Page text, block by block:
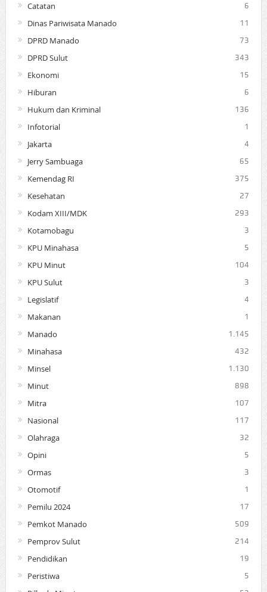
Catatan 6
Dinas Pariwisata Manado 11
DPRD Manado 73
DPRD Sulut 343
Ekonomi 15
Hiburan 6
Hukum dan Kriminal 136
Infotorial 1
Jakarta 4
Jerry Sambuaga 65
Kemendag RI 375
Kesehatan 27
Kodam XIII/MDK 293
Kotamobagu 3
KPU Minahasa 5
KPU Minut 104
KPU Sulut 3
Legislatif 4
Makanan 1
Manado 1.145
Minahasa 432
Minsel 1.130
Minut 898
Mitra 107
Nasional 117
Olahraga 32
Opini 5
Ormas 3
Otomotif 1
Pemilu 2024 17
Pemkot Manado 509
Pemprov Sulut 214
Pendidikan 19
Peristiwa 5